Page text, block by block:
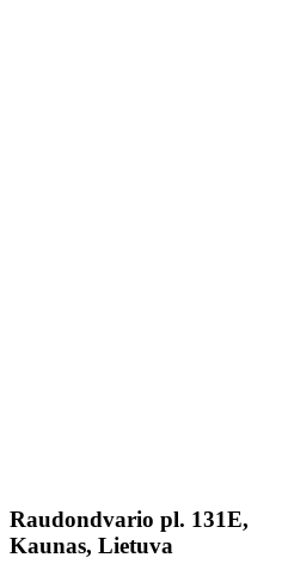
Raudondvario pl. 131E,
Kaunas, Lietuva